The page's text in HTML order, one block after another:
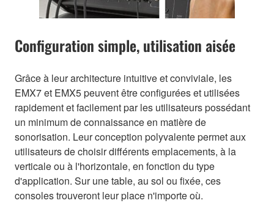
Configuration simple, utilisation aisée
Grâce à leur architecture intuitive et conviviale, les
EMX7 et EMX5 peuvent être configurées et utilisées
rapidement et facilement par les utilisateurs possédant
un minimum de connaissance en matière de
sonorisation. Leur conception polyvalente permet aux
utilisateurs de choisir différents emplacements, à la
verticale ou à l'horizontale, en fonction du type
d'application. Sur une table, au sol ou fixée, ces
consoles trouveront leur place n'importe où.